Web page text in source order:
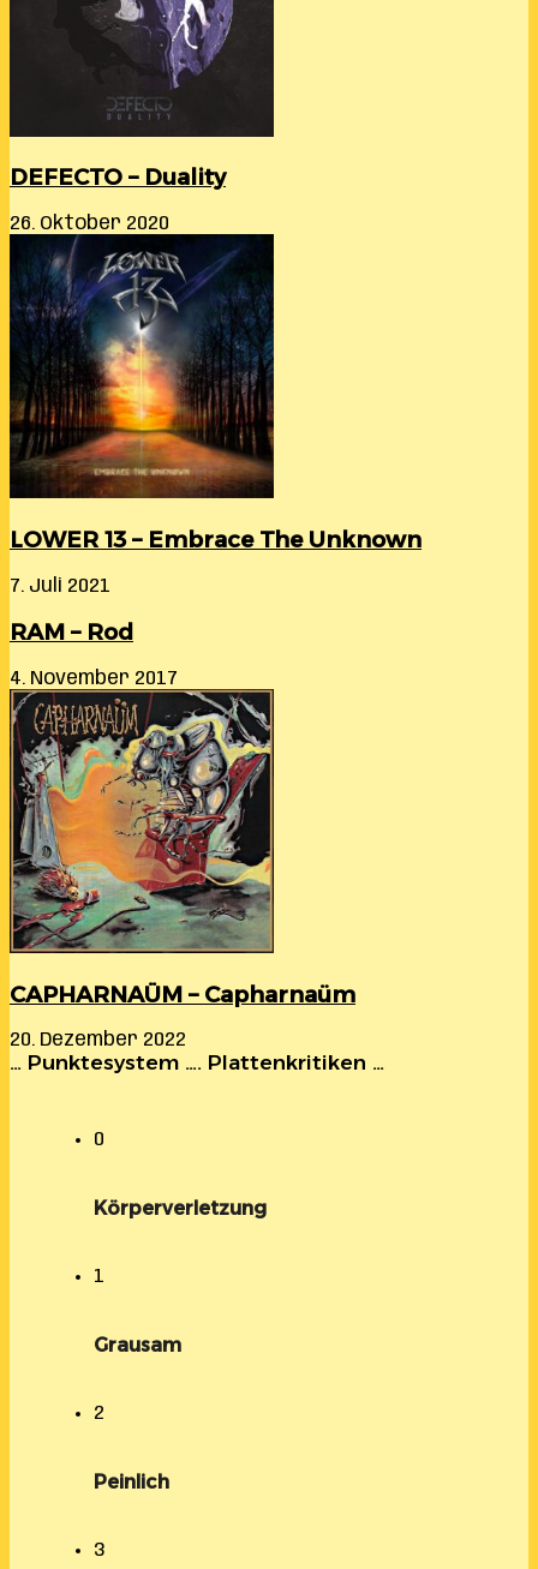
DEFECTO – Duality
26. Oktober 2020
LOWER 13 – Embrace The Unknown
7. Juli 2021
RAM – Rod
4. November 2017
CAPHARNAÜM – Capharnaüm
20. Dezember 2022
… Punktesystem …. Plattenkritiken …
0
Körperverletzung
1
Grausam
2
Peinlich
3